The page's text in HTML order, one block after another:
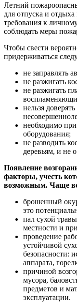
Летний
для отпуска и
требования к
соблюдать меры
Чтобы свести
придерживаться
не заправлять
не разжигать
не разжигать
нельзя
необходимо
оборудования;
не разводить
деревьям, и не
Появление
факторы, учесть
возможным. Чаще
брошенный
это
пал сухой
местности и
проведение
устойчивой
безопасности:
аппарата,
причиной
мусора,
предметов и
эксплуатации.